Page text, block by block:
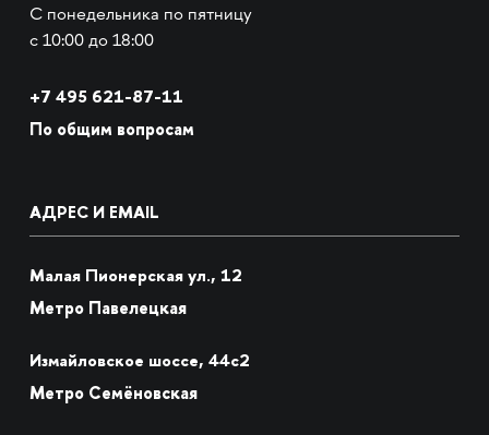
С понедельника по пятницу
с 10:00 до 18:00
+7 495 621-87-11
По общим вопросам
АДРЕС И EMAIL
Малая Пионерская ул., 12
Метро Павелецкая
Измайловское шоссе, 44с2
Метро Семёновская